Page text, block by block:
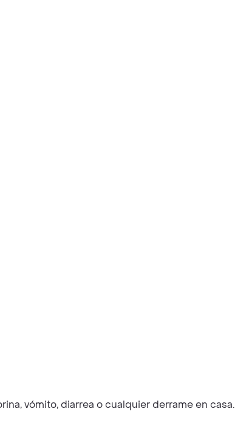
vómito, diarrea o cualquier derrame en casa.